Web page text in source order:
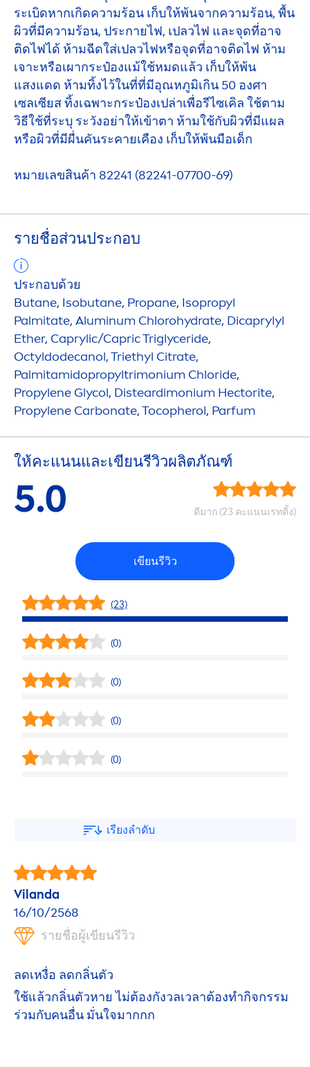
ระเบิดหากเกิดความร้อน เก็บให้พ้นจากความร้อน, พื้น
ผิวที่มีความร้อน, ประกายไฟ, เปลวไฟ และจุดที่อาจ
ติดไฟได้ ห้ามฉีดใส่เปลวไฟหรือจุดที่อาจติดไฟ ห้าม
เจาะหรือเผากระป๋องแม้ใช้หมดแล้ว เก็บให้พ้น
แสงแดด ห้ามทิ้งไว้ในที่ที่มีอุณหภูมิเกิน 50 องศา
เซลเซียส ทิ้งเฉพาะกระป๋องเปล่าเพื่อรีไซเคิล ใช้ตาม
วิธีใช้ที่ระบุ ระวังอย่าให้เข้าตา ห้ามใช้กับผิวที่มีแผล
หรือผิวที่มีผื่นคันระคายเคือง เก็บให้พ้นมือเด็ก
หมายเลขสินค้า 82241 (82241-07700-69)
รายชื่อส่วนประกอบ
ประกอบด้วย
Butane, Isobutane, Propane, Isopropyl
Palmitate, Aluminum Chlorohydrate, Dicaprylyl
Ether, Caprylic/Capric Triglyceride,
Octyldodecanol, Triethyl Citrate,
Palmitamidopropyltrimonium Chloride,
Propylene Glycol, Disteardimonium Hectorite,
Propylene Carbonate, Tocopherol, Parfum
ให้คะแนนและเขียนรีวิวผลิตภัณฑ์
5.0 ดีมาก (23 คะแนนเรทติ้ง)
เขียนรีวิว
(23)
(0)
(0)
(0)
(0)
เรียงลำดับ
Vilanda
16/10/2568
รายชื่อผู้เขียนรีวิว
ลดเหงื่อ ลดกลิ่นตัว
ใช้แล้วกลิ่นตัวหาย ไม่ต้องกังวลเวลาต้องทำกิจกรรม
ร่วมกับคนอื่น มั่นใจมากกก